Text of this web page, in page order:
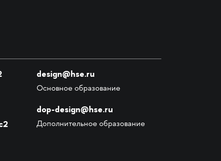
design@hse.ru
Основное образование
dop-design@hse.ru
Дополнительное образование